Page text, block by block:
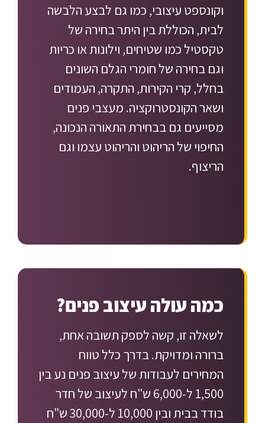
וקונספט עיצובי, כמו גם לבצע הלבשה
לבית, הכוללת בין היתר בחירה של
טקסטיל כמו שטיחים, וילונות או כריות
וגם בחירה של חומרי הגלם השונים
בחלל, קרי הקירות, התקרה, העמודים
ושאר הקונסטרוקציה. מעצבי פנים
מסייעים גם בבחירת התאורה הנכונה,
החיפוי של הריהוט והריהוט עצמו וגם
הריצוף.
כמה עולה עיצוב פנים?
לשאלה זו, קשה לספק תשובה אחת,
ברורה ומדויקת. בדרך כלל טווח
המחירים לעבודות של עיצוב פנים נע בין
1,500 ל-6,000 ש"ח לעיצוב של חדר
בודד בבית ובין 10,000 ל-30,000 ש"ח